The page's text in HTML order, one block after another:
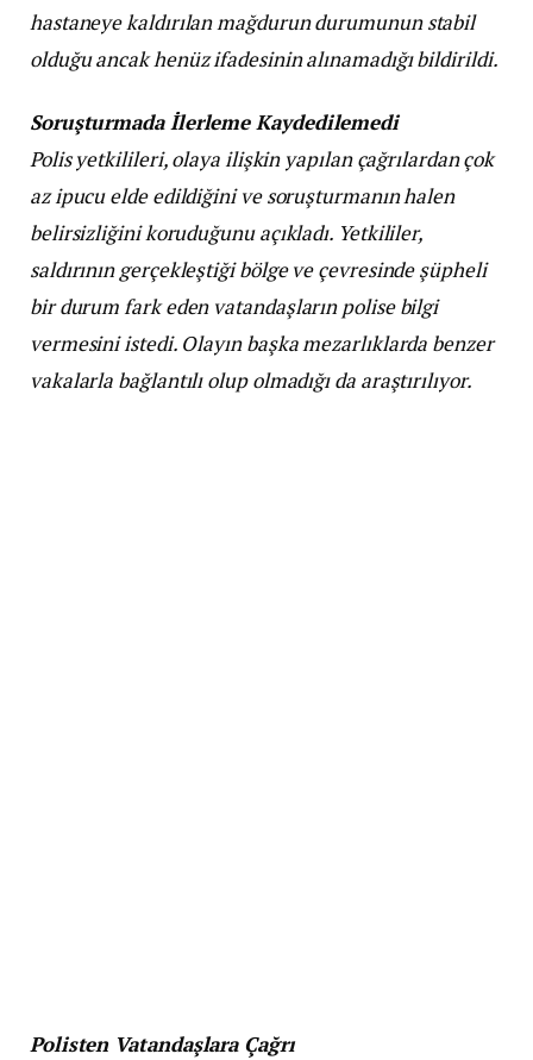
hastaneye kaldırılan mağdurun durumunun stabil
olduğu ancak henüz ifadesinin alınamadığı bildirildi.
Soruşturmada İlerleme Kaydedilemedi
Polis yetkilileri, olaya ilişkin yapılan çağrılardan çok
az ipucu elde edildiğini ve soruşturmanın halen
belirsizliğini koruduğunu açıkladı. Yetkililer,
saldırının gerçekleştiği bölge ve çevresinde şüpheli
bir durum fark eden vatandaşların polise bilgi
vermesini istedi. Olayın başka mezarlıklarda benzer
vakalarla bağlantılı olup olmadığı da araştırılıyor.
Polisten Vatandaşlara Çağrı